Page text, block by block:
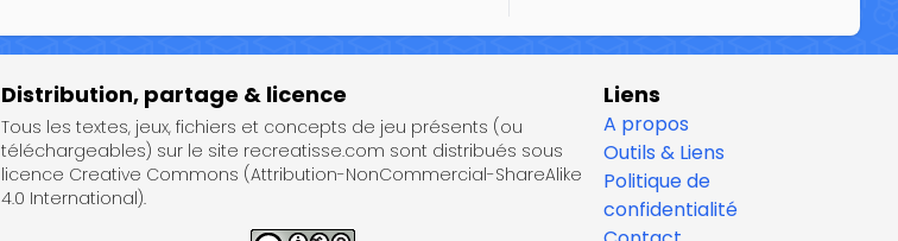
Distribution, partage & licence
Tous les textes, jeux, fichiers et concepts de jeu présents (ou
téléchargeables) sur le site recreatisse.com sont distribués sous
licence Creative Commons (Attribution-NonCommercial-ShareAlike
4.0 International).
Liens
A propos
Outils & Liens
Politique de
confidentialité